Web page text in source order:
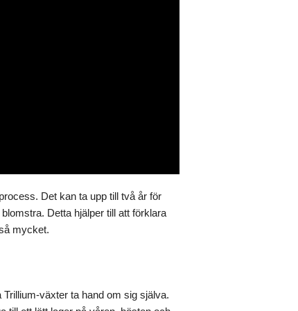
Det kan ta upp till två år för
Detta hjälper till att förklara
mycket.
växter ta hand om sig själva.